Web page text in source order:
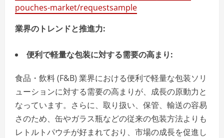
pouches-market/requestsample
業界のトレンドと推進力:
便利で軽量な包装に対する需要の高まり:
食品・飲料 (F&B) 業界における便利で軽量な包装ソリ
ューションに対する需要の高まりが、成長の原動力と
なっています。さらに、取り扱い、保管、輸送の容易
さのため、缶やガラス瓶などの従来の包装方法よりも
レトルトパウチが好まれており、市場の成長を促進し